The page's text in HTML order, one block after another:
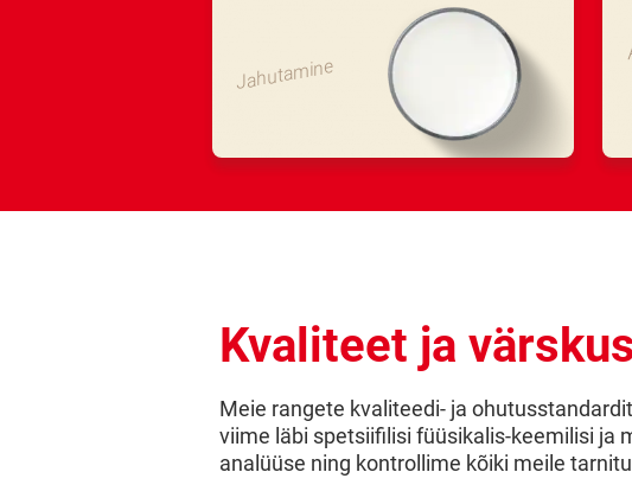
Jahutamine
Kvaliteet ja värskus
Meie rangete kvaliteedi- ja
viime läbi spetsiifilisi füüsikalis-keemilisi ja
analüüse ning kontrollime kõiki meile